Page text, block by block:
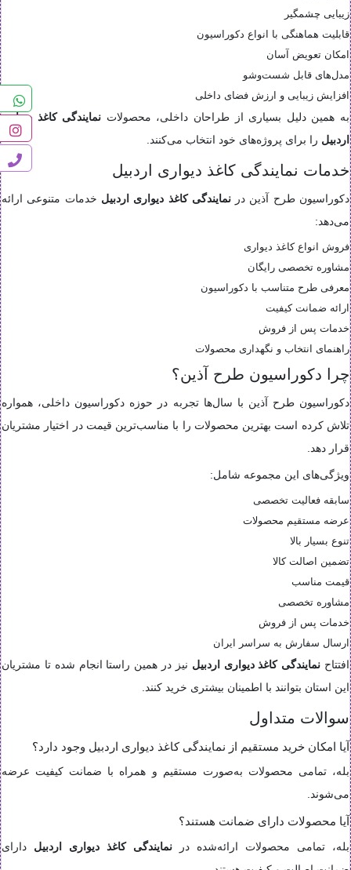
زیبایی چشمگیر
قابلیت هماهنگی با انواع دکوراسیون
امکان تعویض آسان
مدل‌های قابل شست‌وشو
افزایش زیبایی و ارزش فضای داخلی
به همین دلیل بسیاری از طراحان داخلی، محصولات نمایندگی کاغذ دیواری
اردبیل را برای پروژه‌های خود انتخاب می‌کنند.
خدمات نمایندگی کاغذ دیواری اردبیل
دکوراسیون طرح آذین درنمایندگی کاغذ دیواری اردبیل خدمات متنوعی ارائه
می‌دهد:
فروش انواع کاغذ دیواری
مشاوره تخصصی رایگان
معرفی طرح متناسب با دکوراسیون
ارائه ضمانت کیفیت
خدمات پس از فروش
راهنمای انتخاب و نگهداری محصولات
چرا دکوراسیون طرح آذین؟
دکوراسیون طرح آذین با سال‌ها تجربه در حوزه دکوراسیون داخلی، همواره
تلاش کرده است بهترین محصولات را با مناسب‌ترین قیمت در اختیار مشتریان
قرار دهد.
ویژگی‌های این مجموعه شامل:
سابقه فعالیت تخصصی
عرضه مستقیم محصولات
تنوع بسیار بالا
تضمین اصالت کالا
قیمت مناسب
مشاوره تخصصی
خدمات پس از فروش
ارسال سفارش به سراسر ایران
افتتاح نمایندگی کاغذ دیواری اردبیل نیز در همین راستا انجام شده تا مشتریان
این استان بتوانند با اطمینان بیشتری خرید کنند.
سوالات متداول
آیا امکان خرید مستقیم از نمایندگی کاغذ دیواری اردبیل وجود دارد؟
بله، تمامی محصولات به‌صورت مستقیم و همراه با ضمانت کیفیت عرضه
می‌شوند.
آیا محصولات دارای ضمانت هستند؟
بله، تمامی محصولات ارائه‌شده در نمایندگی کاغذ دیواری اردبیل دارای